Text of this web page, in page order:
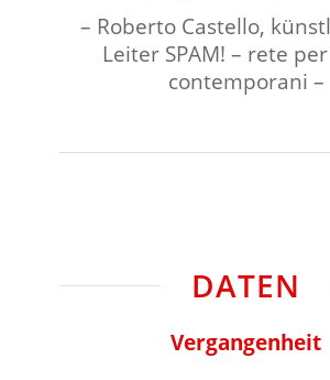
– Roberto Castello,
Leiter SPAM! – rete
contemporani –
DATEN
Vergangenheit